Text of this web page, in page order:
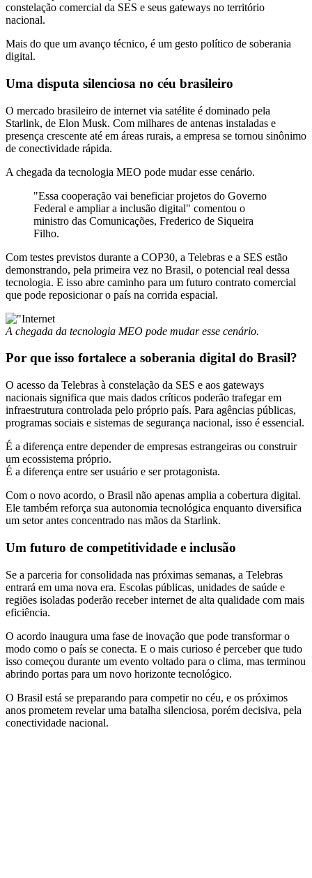
constelação comercial da SES e seus gateways no território
nacional.
Mais do que um avanço técnico, é um gesto político de soberania
digital.
Uma disputa silenciosa no céu brasileiro
O mercado brasileiro de internet via satélite é dominado pela
Starlink, de Elon Musk. Com milhares de antenas instaladas e
presença crescente até em áreas rurais, a empresa se tornou sinônimo
de conectividade rápida.
A chegada da tecnologia MEO pode mudar esse cenário.
"Essa cooperação vai beneficiar projetos do Governo
Federal e ampliar a inclusão digital" comentou o
ministro das Comunicações, Frederico de Siqueira
Filho.
Com testes previstos durante a COP30, a Telebras e a SES estão
demonstrando, pela primeira vez no Brasil, o potencial real dessa
tecnologia. E isso abre caminho para um futuro contrato comercial
que pode reposicionar o país na corrida espacial.
A chegada da tecnologia MEO pode mudar esse cenário.
Por que isso fortalece a soberania digital do Brasil?
O acesso da Telebras à constelação da SES e aos gateways
nacionais significa que mais dados críticos poderão trafegar em
infraestrutura controlada pelo próprio país. Para agências públicas,
programas sociais e sistemas de segurança nacional, isso é essencial.
É a diferença entre depender de empresas estrangeiras ou construir
um ecossistema próprio.
É a diferença entre ser usuário e ser protagonista.
Com o novo acordo, o Brasil não apenas amplia a cobertura digital.
Ele também reforça sua autonomia tecnológica enquanto diversifica
um setor antes concentrado nas mãos da Starlink.
Um futuro de competitividade e inclusão
Se a parceria for consolidada nas próximas semanas, a Telebras
entrará em uma nova era. Escolas públicas, unidades de saúde e
regiões isoladas poderão receber internet de alta qualidade com mais
eficiência.
O acordo inaugura uma fase de inovação que pode transformar o
modo como o país se conecta. E o mais curioso é perceber que tudo
isso começou durante um evento voltado para o clima, mas terminou
abrindo portas para um novo horizonte tecnológico.
O Brasil está se preparando para competir no céu, e os próximos
anos prometem revelar uma batalha silenciosa, porém decisiva, pela
conectividade nacional.